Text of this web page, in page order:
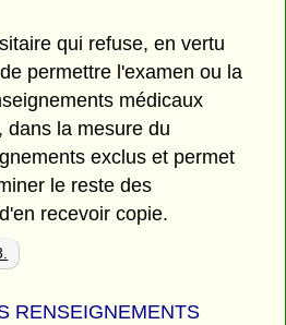
qui refuse, en vertu
permettre l'examen ou la
médicaux
dans la mesure du
exclus et permet
le reste des
recevoir copie.
RENSEIGNEMENTS